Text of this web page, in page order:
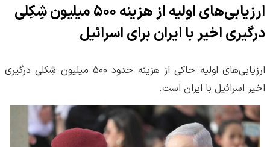
ارزیابی‌های اولیه از هزینه ۵۰۰ میلیون شِکِلی
درگیری اخیر با ایران برای اسرائیل
ارزیابی‌های اولیه حاکی از هزینه حدود ۵۰۰ میلیون شِکلی درگیری
اخیر اسرائیل با ایران است.